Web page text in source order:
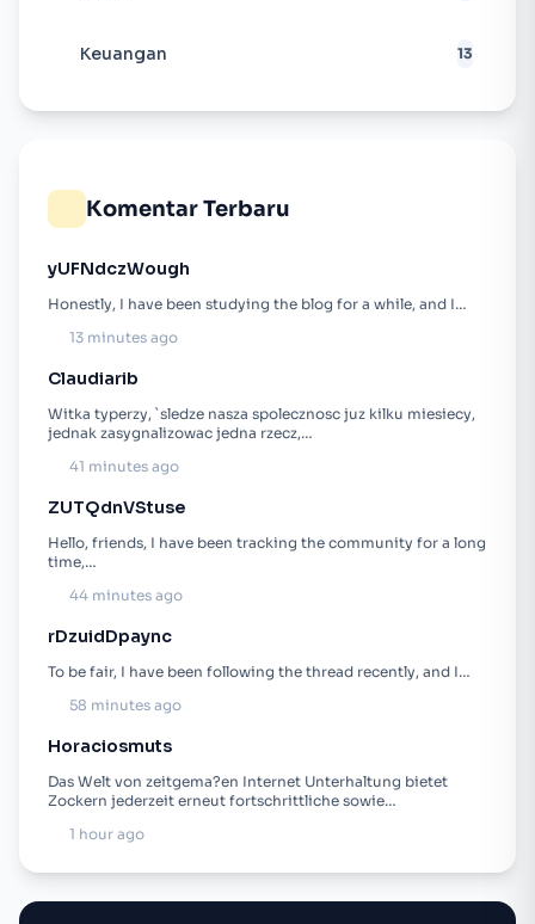
Keuangan 13
Komentar Terbaru
yUFNdczWough
Honestly, I have been studying the blog for a while, and I…
13 minutes ago
Claudiarib
Witka typerzy, `sledze nasza spolecznosc juz kilku miesiecy,
jednak zasygnalizowac jedna rzecz,…
41 minutes ago
ZUTQdnVStuse
Hello, friends, I have been tracking the community for a long
time,…
44 minutes ago
rDzuidDpaync
To be fair, I have been following the thread recently, and I…
58 minutes ago
Horaciosmuts
Das Welt von zeitgema?en Internet Unterhaltung bietet
Zockern jederzeit erneut fortschrittliche sowie…
1 hour ago